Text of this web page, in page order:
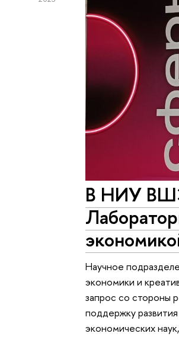
В НИУ
Научное
экономики и
запрос со стороны
поддержку
экономических